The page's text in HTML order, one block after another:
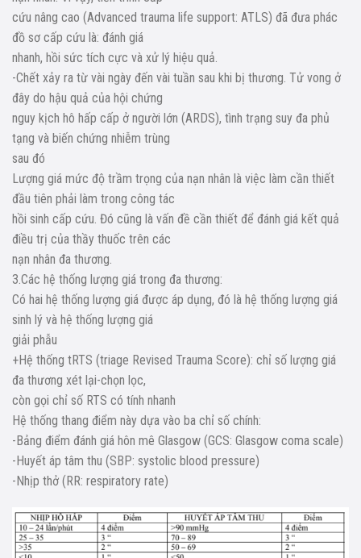
cứu nâng cao (Advanced trauma life support: ATLS) đã đưa phác
đồ sơ cấp cứu là: đánh giá
nhanh, hồi sức tích cực và xử lý hiệu quả.
-Chết xảy ra từ vài ngày đến vài tuần sau khi bị thương. Tử vong ở
đây do hậu quả của hội chứng
nguy kịch hô hấp cấp ở người lớn (ARDS), tình trạng suy đa phủ
tạng và biến chứng nhiễm trùng
sau đó
Lượng giá mức độ trầm trọng của nạn nhân là việc làm cần thiết
đầu tiên phải làm trong công tác
hồi sinh cấp cứu. Đó cũng là vấn đề cần thiết để đánh giá kết quả
điều trị của thầy thuốc trên các
nạn nhân đa thương.
3.Các hệ thống lượng giá trong đa thương:
Có hai hệ thống lượng giá được áp dụng, đó là hệ thống lượng giá
sinh lý và hệ thống lượng giá
giải phẫu
+Hệ thống tRTS (triage Revised Trauma Score): chỉ số lượng giá
đa thương xét lại-chọn lọc,
còn gọi chỉ số RTS có tính nhanh
Hệ thống thang điểm này dựa vào ba chỉ số chính:
-Bảng điểm đánh giá hôn mê Glasgow (GCS: Glasgow coma scale)
-Huyết áp tâm thu (SBP: systolic blood pressure)
-Nhịp thở (RR: respiratory rate)